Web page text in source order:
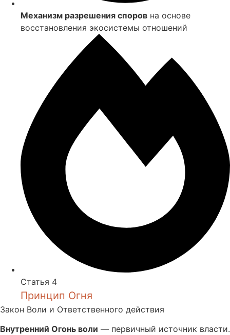
Механизм разрешения споров на основе
восстановления экосистемы отношений
Статья 4
Принцип Огня
Закон Воли и Ответственного действия
Внутренний Огонь воли — первичный источник власти.